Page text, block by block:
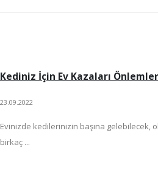
Kediniz İçin Ev Kazaları
23.09.2022
Evinizde kedilerinizin başına gelebilecek,
birkaç ...